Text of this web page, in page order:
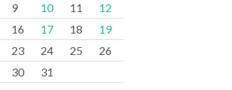
9 10 11
12
16 17 18
19
23 24 25
26
30 31